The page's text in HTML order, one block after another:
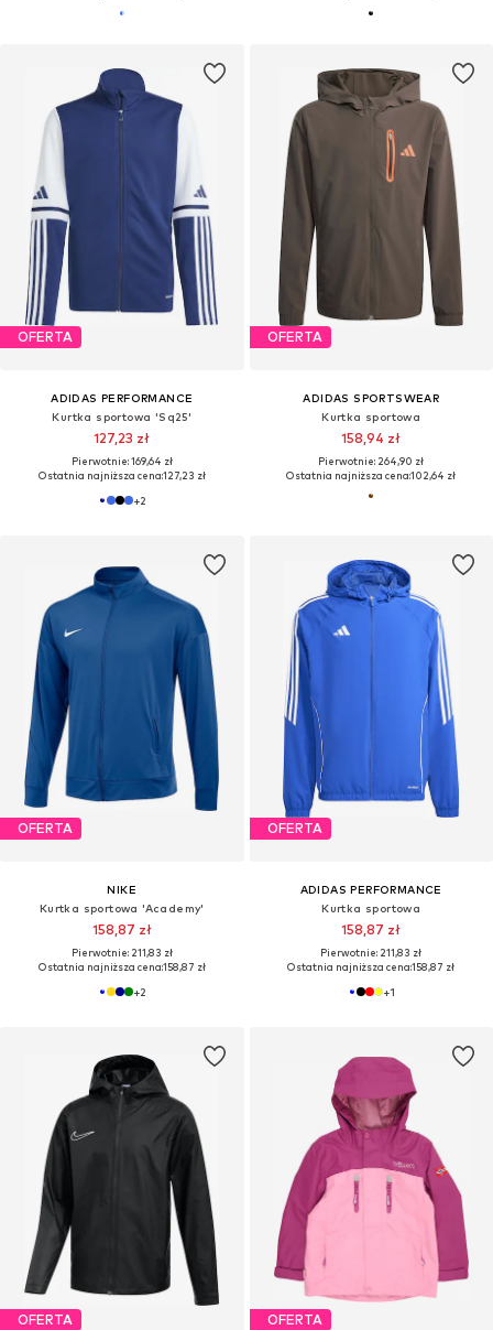
OFERTA
ADIDAS PERFORMANCE
Kurtka sportowa 'Sq25'
127,23 zł
Pierwotnie: 169,64 zł
Ostatnia najniższa cena:127,23 zł
+2
OFERTA
ADIDAS SPORTSWEAR
Kurtka sportowa
158,94 zł
Pierwotnie: 264,90 zł
Ostatnia najniższa cena:102,64 zł
OFERTA
NIKE
Kurtka sportowa 'Academy'
158,87 zł
Pierwotnie: 211,83 zł
Ostatnia najniższa cena:158,87 zł
+2
OFERTA
ADIDAS PERFORMANCE
Kurtka sportowa
158,87 zł
Pierwotnie: 211,83 zł
Ostatnia najniższa cena:158,87 zł
+1
OFERTA OFERTA